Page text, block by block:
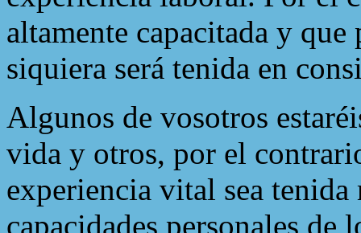
altamente capacitada y
siquiera será tenida en
Algunos de vosotros
vida y otros, por el
experiencia vital sea tenida
capacidades personales